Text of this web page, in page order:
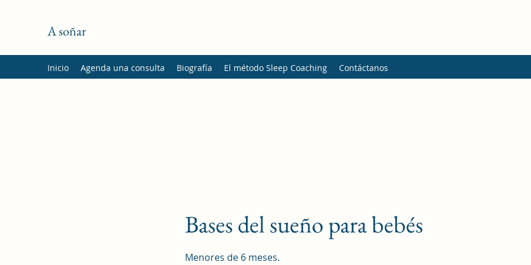
A soñar
Inicio Agenda una consulta Biografía El método Sleep Coaching Contáctanos
Bases del sueño para bebés
Menores de 6 meses.